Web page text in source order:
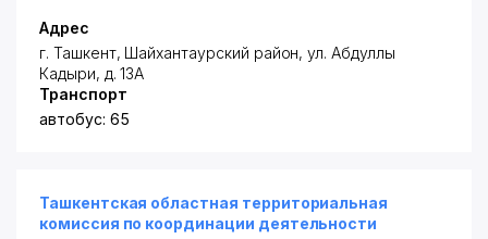
Адрес
г. Ташкент, Шайхантаурский район,ул. Абдуллы
Кадыри, д. 13А
Транспорт
автобус: 65
Ташкентская областная территориальная
комиссия по координации деятельности